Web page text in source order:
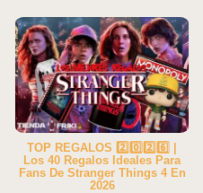
TOP REGALOS 2️⃣0️⃣2️⃣6️⃣ |
Los 40 Regalos Ideales Para
Fans De Stranger Things 4 En
2026